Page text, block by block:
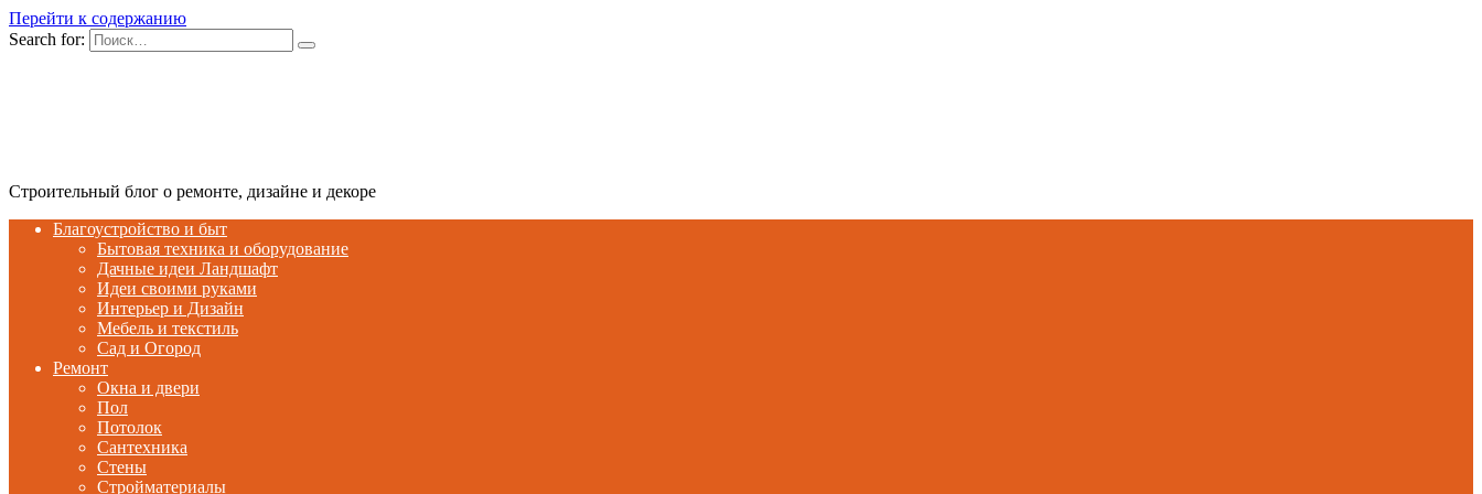
Перейти к содержанию
Search for:
Строительный блог о ремонте, дизайне и декоре
Благоустройство и быт
Бытовая техника и оборудование
Дачные идеи Ландшафт
Идеи своими руками
Интерьер и Дизайн
Мебель и текстиль
Сад и Огород
Ремонт
Окна и двери
Пол
Потолок
Сантехника
Стены
Стройматериалы